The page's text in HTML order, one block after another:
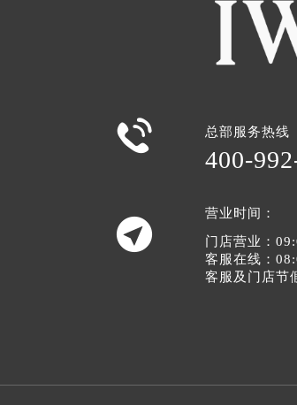
 总部服务热线
400-

营业时间：
门店营业：
客服在线：
客服及门店节